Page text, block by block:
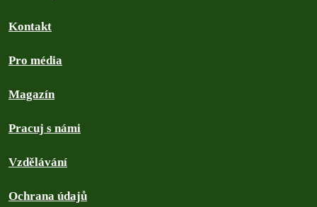
Kontakt
Pro média
Magazín
Pracuj s námi
Vzdělávání
Ochrana údajů